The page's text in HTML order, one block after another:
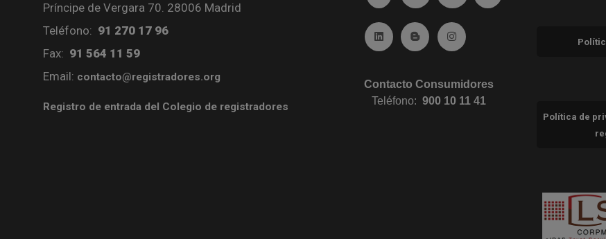
Príncipe de Vergara 70. 28006 Madrid
Teléfono: 91 270 17 96
Fax: 91 564 11 59
Email: contacto@registradores.org
Registro de entrada del Colegio de registradores
Ir a Linkedin (abre en ventana nueva)
Ir al Blog (abre en ventana nueva)
Ir a Instagram (abre en ventana
Contacto Consumidores
Teléfono:900 10 11 41
Política de